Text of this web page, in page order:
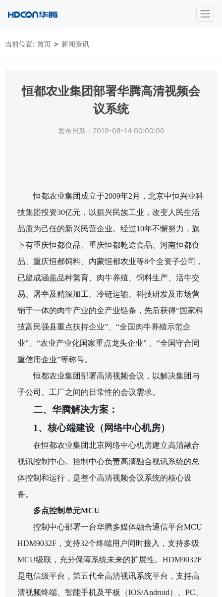
当前位置: 首页 > 新闻资讯
恒都农业集团部署华腾高清视频会
议系统
发布日期：2019-08-14 00:00:00
恒都农业集团成立于2009年2 月，北京中恒兴业科
技集团投资30亿元，以振兴民族工业，改变人民生活
品质为己任的新兴民营企业。经过10年不懈努力，旗
下有重庆恒都食品、重庆恒都乾途食品、河南恒都食
品、重庆恒都饲料、内蒙恒都农业等8个全资子公司，
已建成涵盖品种繁育、肉牛养殖、饲料生产、活牛交
易、屠宰及精深加工、冷链运输、科技研发及市场营
销于一体的肉牛产业的全产业链条，先后获得“国家科
技富民强县重点扶持企业”、“全国肉牛养殖示范企
业”、“农业产业化国家重点龙头企业” 、“全国守合同
重信用企业”等称号。
恒都农业集团部署高清视频会议，以解决集团与
子公司、工厂之间的日常性的会议需求。
二、华腾解决方案：
1 、核心端建设（网络中心机房）
在恒都农业集团北京网络中心机房建立高清融合
视讯控制中心。控制中心负责高清融合视讯系统的总
体控制和运行，是整个高清视频会议系统的核心设
备。
多点控制单元MCU
控制中心部署一台华腾多媒体融合通信平台MCU
HDM9032F ，支持32个终端用户同时接入，支持多级
MCU级联，充分保障系统未来的扩展性。 HDM9032F
是电信级平台，第五代全高清视讯系统平台，支持高
清视频终端、智能手机及平板（IOS/Android）、 PC